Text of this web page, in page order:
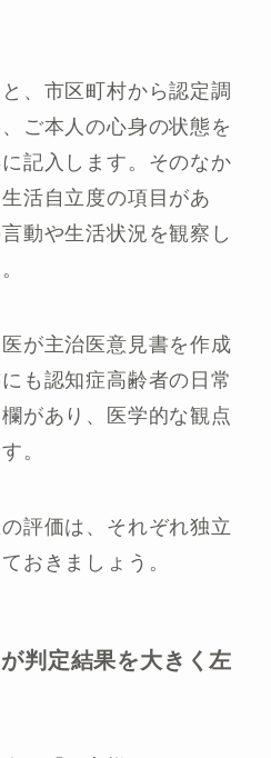
、市区町村から認定調
ご本人の心身の状態を
記入します。そのなか
活自立度の項目があ
動や生活状況を観察し
が主治医意見書を作成
も認知症高齢者の日常
があり、医学的な観点
。
評価は、それぞれ独立
おきましょう。
判定結果を大きく左